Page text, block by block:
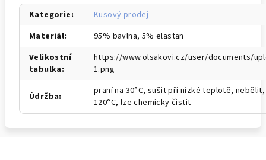
Kategorie:
Kusový prodej
Materiál:
95% bavlna, 5% elastan
Velikostní
tabulka:
https://www.olsakovi.cz/user/documents/
1.png
Údržba:
praní na 30°C, sušit při nízké teplotě,
120°C, lze chemicky čistit